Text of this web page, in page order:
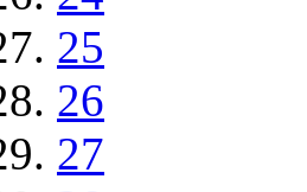
25
26
27